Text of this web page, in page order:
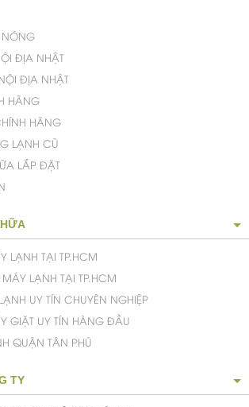
NÓNG
ĐỊA NHẬT
ĐỊA NHẬT
HÃNG
HÃNG
LẠNH CŨ
LẮP ĐẶT
LẠNH TẠI TP.HCM
LẠNH TẠI TP.HCM
UY TÍN CHUYÊN NGHIỆP
GIẶT UY TÍN HÀNG ĐẦU
QUẬN TÂN PHÚ
TY